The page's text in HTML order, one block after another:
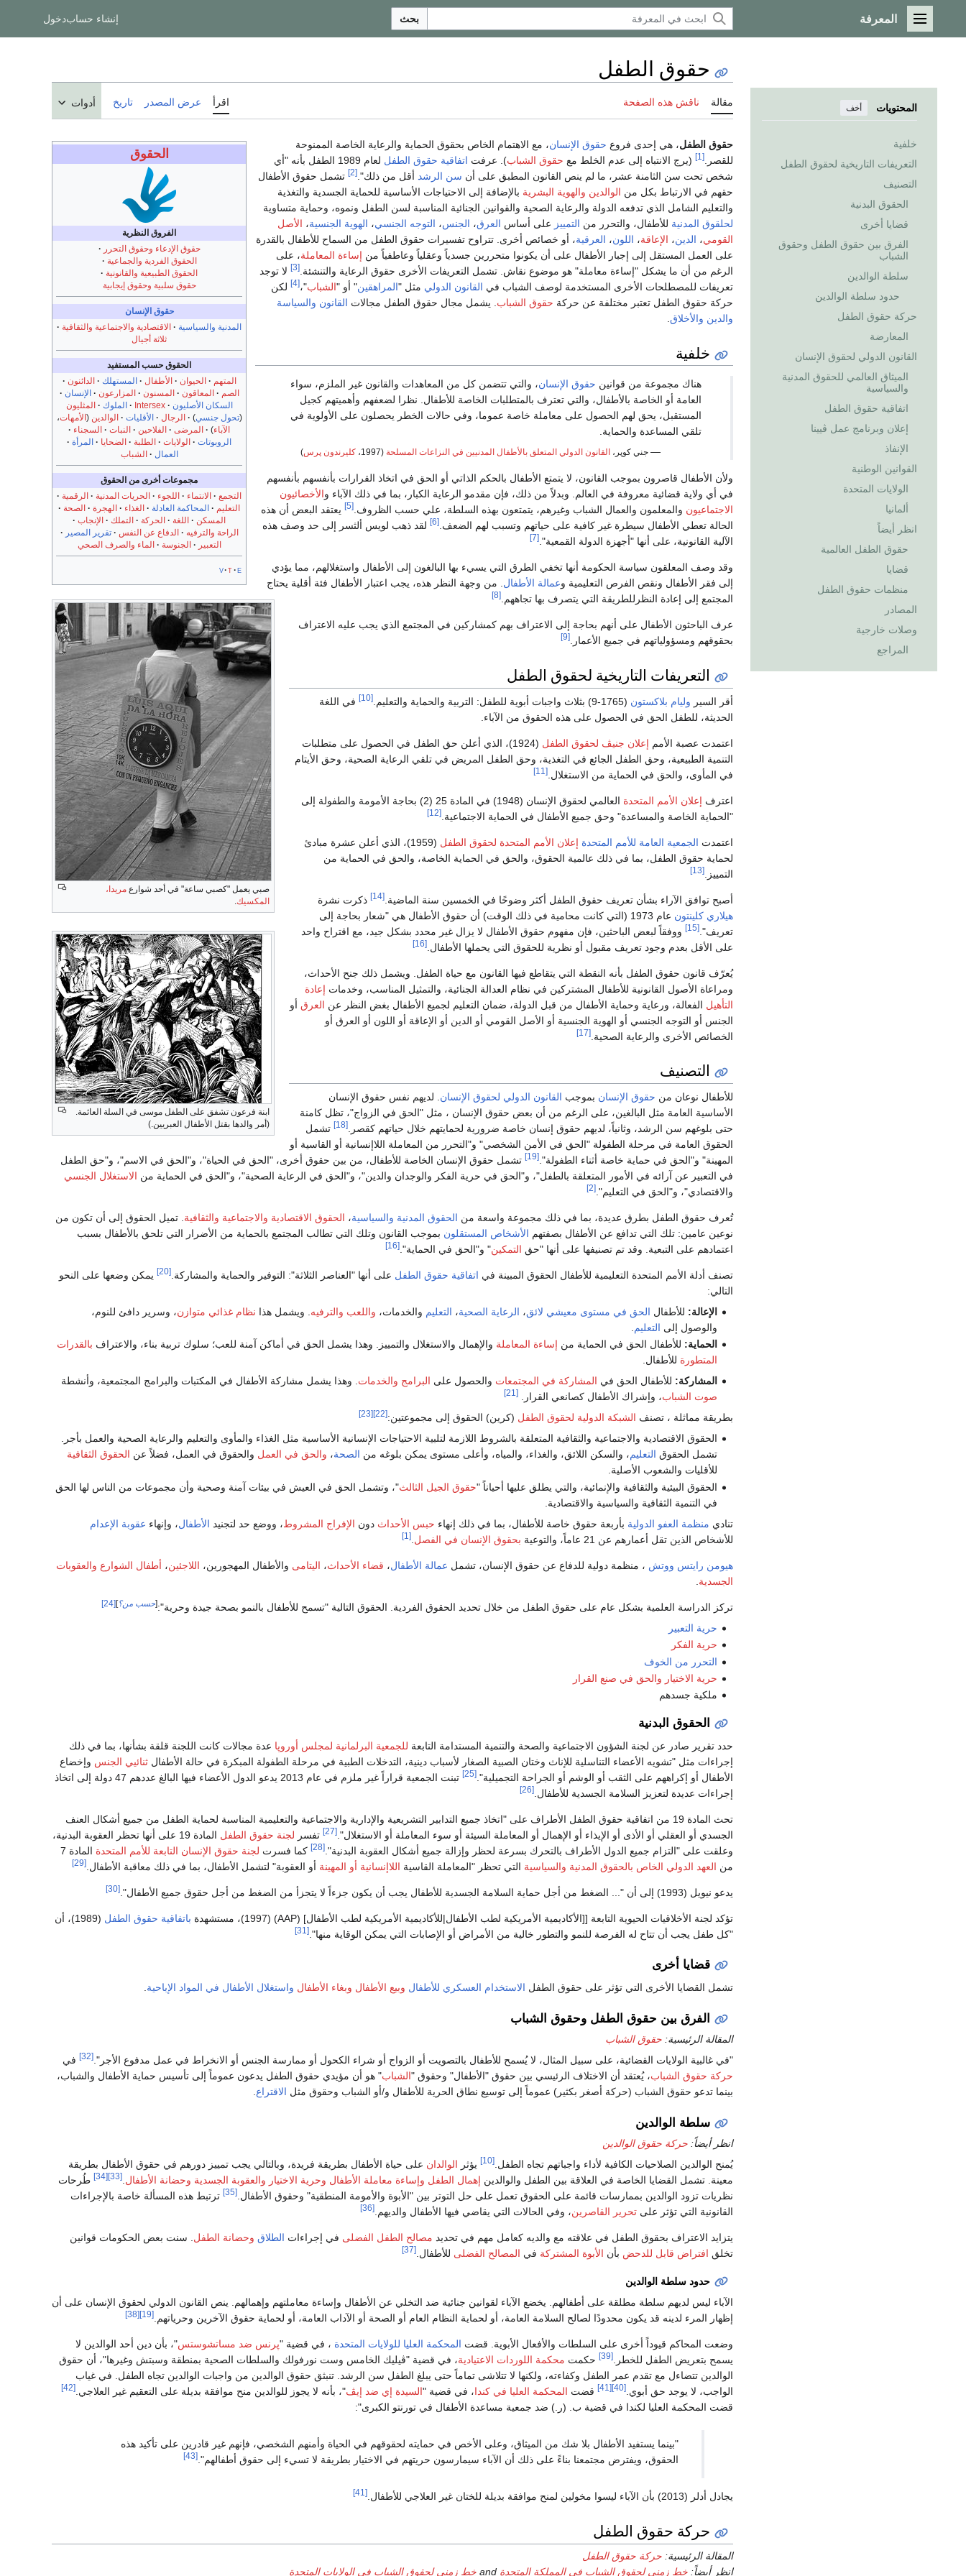
القائمة الرئيسية
المعرفة بحث إنشاء حسابدخول
المحتويات أخف
خلفية
التعريفات التاريخية لحقوق الطفل
التصنيف
الحقوق البدنية
قضايا أخرى
الفرق بين حقوق الطفل وحقوق
الشباب
سلطة الوالدين
حدود سلطة الوالدين
حركة حقوق الطفل
المعارضة
القانون الدولي لحقوق الإنسان
الميثاق العالمي للحقوق المدنية
والسياسية
اتفاقية حقوق الطفل
إعلان وبرنامج عمل ڤيينا
الإنفاذ
القوانين الوطنية
الولايات المتحدة
ألمانيا
انظر أيضاً
حقوق الطفل العالمية
قضايا
منظمات حقوق الطفل
المصادر
وصلات خارجية
المراجع
حقوق الطفل
مقالة ناقش هذه الصفحة اقرأ عرض المصدر تاريخ أدوات
الحقوق
الفروق النظرية
حقوق الإدعاء وحقوق التحرر
الحقوق الفردية والجماعية
الحقوق الطبيعية والقانونية
حقوق سلبية وحقوق إيجابية
حقوق الإنسان
المدنية والسياسية
الاقتصادية والاجتماعية والثقافية
ثلاثة أجيال
الحقوق حسب المستفيد
المتهم
الحيوان الأطفال المستهلك
الدائنون
الصم
المعاقون المسنون المزارعون
الإنسان
السكان الأصليون
Intersex الملوك
المثليون
(تحول جنسي) الرجال الأقليات الوالدين ( الأمهات،
الآباء) المرضى الفلاحين النبات
السجناء
الروبوتات
الولايات الطلبة الضحايا
المرأة
العمال
الشباب
مجموعات أخرى من الحقوق
التجمع
الانتماء اللجوء الحريات المدنية
الرقمية
التعليم
المحاكمة العادلة الغذاء الهجرة
الصحة
المسكن
اللغة الحركة التملك
الإنجاب
الراحة والترفيه
الدفاع عن النفس
تقرير المصير
التعبير
الجنوسة الماء والصرف الصحي
v t e
حقوق الطفل، هي إحدى فروع حقوق الإنسان، مع الاهتمام الخاص بحقوق الحماية والرعاية الخاصة الممنوحة
للقصر.
[1] (يرج الانتباه إلى عدم الخلط مع حقوق الشباب). عرفت اتفاقية حقوق الطفل
لعام 1989 الطفل بأنه "أي
شخص تحت سن الثامنة عشر، ما لم ينص القانون المطبق على أن سن الرشد أقل من ذلك". [2]
تشمل حقوق الأطفال
حقهم في الارتباط بكل من الوالدين والهوية البشرية بالإضافة إلى الاحتياجات الأساسية للحماية الجسدية والتغذية
والتعليم الشامل الذي تدفعه الدولة والرعاية الصحية والقوانين الجنائية المناسبة لسن الطفل ونموه، وحماية متساوية
لحلقوق المدنية للأطفال، والتحرر من التمييز على أساس العرق، الجنس، التوجه الجنسي، الهوية الجنسية، الأصل
القومي، الدين، الإعاقة، اللون، العرقية، أو خصائص أخرى. تتراوح تفسيرات حقوق الطفل من السماح للأطفال بالقدرة
على العمل المستقل إلى إجبار الأطفال على أن يكونوا متحررين جسدياً وعقلياً وعاطفياً من إساءة المعاملة، على
الرغم من أن ما يشكل "إساءة معاملة" هو موضوع نقاش. تشمل التعريفات الأخرى حقوق الرعاية والتنشئة. [3]
لا توجد
تعريفات للمصطلحات الأخرى المستخدمة لوصف الشباب في القانون الدولي مثل "المراهقين" أو "الشباب"،[4]
لكن
حركة حقوق الطفل تعتبر مختلفة عن حركة حقوق الشباب . يشمل مجال حقوق الطفل مجالات القانون والسياسة
والدين والأخلاق
خلفية
صبي يعمل "كصبي ساعة" في أحد شوارع مريدا،
المكسيك
هناك مجموعة من قوانين حقوق الإنسان، والتي تتضمن كل من المعاهدات والقانون غير الملزم، سواء
العامة أو الخاصة بالأطفال، والتي تعترف بالمتطلبات الخاصة للأطفال. نظرا لضعفهم وأهميتهم كجيل
المستقبل، يحق لهم الحصول على معاملة خاصة عموما، وفي حالات الخطر يحصلون على الأولوية في
تلقي المساعدة والحماية.
—جني كوپر، القانون الدولي المتعلق بالأطفال المدنيين في النزاعات المسلحة (1997، كليرندون پرس)
ولأن الأطفال قاصرون بموجب القانون، لا يتمتع الأطفال بالحكم الذاتي أو الحق في اتخاذ القرارات بأنفسهم بأنفسهم
في أي ولاية قضائية معروفة في العالم. وبدلاً من ذلك، فإن مقدمو الرعاية الكبار، بما في ذلك الآباء والأخصائيون
الاجتماعيون والمعلمون والعمال الشباب وغيرهم، يتمتعون بهذه السلطة، علي حسب الظروف.[5]
يعتقد البعض أن هذه
الحالة تعطي الأطفال سيطرة غير كافية على حياتهم وتسبب لهم الضعف.[6]
لقد ذهب لويس ألثسر إلى حد وصف هذه
الآلية القانونية، على أنها "أجهزة الدولة القمعية".[7]
وقد وصف المعلقون سياسة الحكومة أنها تخفي الطرق التي يسيء بها البالغون إلى الأطفال واستغلالهم، مما يؤدي
إلى فقر الأطفال ونقص الفرص التعليمية وعمالة الأطفال. من وجهة النظر هذه، يجب اعتبار الأطفال فئة أقلية يحتاج
المجتمع إلى إعادة النظرللطريقة التي يتصرف بها تجاههم.[8]
عرف الباحثون الأطفال على أنهم بحاجة إلى الاعتراف بهم كمشاركين في المجتمع الذي يجب عليه الاعتراف
بحقوقهم ومسؤولياتهم في جميع الأعمار.[9]
التعريفات التاريخية لحقوق الطفل
ابنة فرعون تشفق على الطفل موسى في السلة العائمة.
(أمر والدها بقتل الأطفال العبريين.)
أقر السير وليام بلاكستون (1765-9) بثلاث واجبات أبوية للطفل: التربية والحماية والتعليم. [10]
في اللغة
الحديثة، للطفل الحق في الحصول على هذه الحقوق من الآباء.
اعتمدت عصبة الأمم إعلان جنيڤ لحقوق الطفل
(1924)، الذي أعلن حق الطفل في الحصول على متطلبات
التنمية الطبيعية، وحق الطفل الجائع في التغذية، وحق الطفل المريض في تلقي الرعاية الصحية، وحق الأيتام
في المأوى، والحق في الحماية من الاستغلال. [11]
اعترف إعلان الأمم المتحدة
العالمي لحقوق الإنسان (1948) في المادة 25 (2) بحاجة الأمومة والطفولة إلى
"الحماية الخاصة والمساعدة" وحق جميع الأطفال في الحماية الاجتماعية. [12]
اعتمدت الجمعية العامة للأمم المتحدة إعلان الأمم المتحدة لحقوق الطفل
(1959)، الذي أعلن عشرة مبادئ
لحماية حقوق الطفل، بما في ذلك عالمية الحقوق، والحق في الحماية الخاصة، والحق في الحماية من
التمييز.
[13]
أصبح توافق الآراء بشأن تعريف حقوق الطفل أكثر وضوحًا في الخمسين سنة الماضية. [14]
ذكرت نشرة
هيلاري كلينتون
عام 1973 (التي كانت محامية في ذلك الوقت) أن حقوق الأطفال هي "شعار بحاجة إلى
تعريف". [15]
ووفقاً لبعض الباحثين، فإن مفهوم حقوق الأطفال لا يزال غير محدد بشكل جيد، مع اقتراح واحد
على الأقل بعدم وجود تعريف مقبول أو نظرية للحقوق التي يحملها الأطفال. [16]
يُعرّف قانون حقوق الطفل بأنه النقطة التي يتقاطع فيها القانون مع حياة الطفل. ويشمل ذلك جنح الأحداث،
ومراعاة الأصول القانونية للأطفال المشتركين في نظام العدالة الجنائية، والتمثيل المناسب، وخدمات إعادة
التأهيل الفعالة، ورعاية وحماية الأطفال من قبل الدولة، ضمان التعليم لجميع الأطفال بغض النظر عن العرق أو
الجنس أو التوجه الجنسي أو الهوية الجنسية أو الأصل القومي أو الدين أو الإعاقة أو اللون أو العرق أو
الخصائص الأخرى والرعاية الصحية. [17]
التصنيف
للأطفال نوعان من حقوق الإنسان بموجب القانون الدولي لحقوق الإنسان . لديهم نفس حقوق الإنسان
الأساسية العامة مثل البالغين، على الرغم من أن بعض حقوق الإنسان ، مثل "الحق في الزواج"، تظل كامنة
حتى بلوغهم سن الرشد، وثانياً، لديهم حقوق إنسان خاصة ضرورية لحمايتهم خلال حياتهم كقصر.
[18]
تشمل
الحقوق العامة في مرحلة الطفولة "الحق في الأمن الشخصي" و"التحرر من المعاملة اللاإنسانية أو القاسية أو
المهينة" و"الحق في حماية خاصة أثناء الطفولة". [19]
تشمل حقوق الإنسان الخاصة للأطفال، من بين حقوق أخرى، "الحق في الحياة"، و"الحق في الاسم"، و"حق الطفل
في التعبير عن آرائه في الأمور المتعلقة بالطفل"، و"الحق في حرية الفكر والوجدان والدين"، و"الحق في الرعاية الصحية"، و"الحق في الحماية من الاستغلال الجنسي
والاقتصادي"، و"الحق في التعليم". [2]
تُعرف حقوق الطفل بطرق عديدة، بما في ذلك مجموعة واسعة من الحقوق المدنية والسياسية، الحقوق الاقتصادية والاجتماعية والثقافية . تميل الحقوق إلى أن تكون من
نوعين عامين: تلك التي تدافع عن الأطفال بصفتهم الأشخاص المستقلون بموجب القانون وتلك التي تطالب المجتمع بالحماية من الأضرار التي تلحق بالأطفال بسبب
اعتمادهم على التبعية. وقد تم تصنيفها على أنها "حق التمكين" و"الحق في الحماية". [16]
تصنف أدلة الأمم المتحدة التعليمية للأطفال الحقوق المبينة في اتفاقية حقوق الطفل على أنها "العناصر الثلاثة": التوفير والحماية والمشاركة. [20]
يمكن وضعها على النحو
التالي:
الإعالة: للأطفال الحق في مستوى معيشي لائق، الرعاية الصحية، التعليم والخدمات، واللعب والترفيه . ويشمل هذا نظام غذائي متوازن، وسرير دافئ للنوم،
والوصول إلى التعليم
الحماية: للأطفال الحق في الحماية من إساءة المعاملة والإهمال والاستغلال والتمييز. وهذا يشمل الحق في أماكن آمنة للعب؛ سلوك تربية بناء، والاعتراف بالقدرات
المتطورة للأطفال.
المشاركة: للأطفال الحق في المشاركة في المجتمعات والحصول على البرامج والخدمات. وهذا يشمل مشاركة الأطفال في المكتبات والبرامج المجتمعية، وأنشطة
صوت الشباب، وإشراك الأطفال كصانعي القرار.[21]
بطريقة مماثلة ، تصنف الشبكة الدولية لحقوق الطفل (كرين) الحقوق إلى مجموعتين:[22]
[23]
الحقوق الاقتصادية والاجتماعية والثقافية المتعلقة بالشروط اللازمة لتلبية الاحتياجات الإنسانية الأساسية مثل الغذاء والمأوى والتعليم والرعاية الصحية والعمل بأجر.
تشمل الحقوق التعليم، والسكن اللائق، والغذاء، والمياه، وأعلى مستوى يمكن بلوغه من الصحة، والحق في العمل والحقوق في العمل، فضلاً عن الحقوق الثقافية
للأقليات والشعوب الأصلية.
الحقوق البيئية والثقافية والإنمائية، والتي يطلق عليها أحياناً "حقوق الجيل الثالث"، وتشمل الحق في العيش في بيئات آمنة وصحية وأن مجموعات من الناس لها الحق
في التنمية الثقافية والسياسية والاقتصادية.
تنادي منظمة العفو الدولية بأربعة حقوق خاصة للأطفال، بما في ذلك إنهاء حبس الأحداث دون الإفراج المشروط، ووضع حد لتجنيد الأطفال، وإنهاء عقوبة الإعدام
للأشخاص الذين تقل أعمارهم عن 21 عاماً، والتوعية
بحقوق الإنسان في الفصل [1]
هيومن رايتس ووتش ، منظمة دولية للدفاع عن حقوق الإنسان، تشمل عمالة الأطفال، قضاء الأحداث، اليتامى والأطفال المهجورين، اللاجئين، أطفال الشوارع والعقوبات
الجسدية
تركز الدراسة العلمية بشكل عام على حقوق الطفل من خلال تحديد الحقوق الفردية. الحقوق التالية "تسمح للأطفال بالنمو بصحة جيدة وحرية":[حسب من؟]
[24]
حرية التعبير
حرية الفكر
التحرر من الخوف
حرية الاختيار والحق في صنع القرار
ملكية جسدهم
الحقوق البدنية
حدد تقرير صادر عن لجنة الشؤون الاجتماعية والصحة والتنمية المستدامة التابعة للجمعية البرلمانية لمجلس أوروپا عدة مجالات كانت اللجنة قلقة بشأنها، بما في ذلك
إجراءات مثل "تشويه الأعضاء التناسلية للإناث وختان الصبية الصغار لأسباب دينية، التدخلات الطبية في مرحلة الطفولة المبكرة في حالة الأطفال ثنائيي الجنس وإخضاع
الأطفال أو إكراههم على الثقب أو الوشم أو الجراحة التجميلية". [25]
تبنت الجمعية قراراً غير ملزم في عام 2013 يدعو الدول الأعضاء فيها البالغ عددهم 47 دولة إلى اتخاذ
إجراءات عديدة لتعزيز السلامة الجسدية للأطفال. [26]
تحث المادة 19 من اتفاقية حقوق الطفل الأطراف على "اتخاذ جميع التدابير التشريعية والإدارية والاجتماعية والتعليمية المناسبة لحماية الطفل من جميع أشكال العنف
الجسدي أو العقلي أو الأذى أو الإيذاء أو الإهمال أو المعاملة السيئة أو سوء المعاملة أو الاستغلال". [27] تفسر لجنة حقوق الطفل
المادة 19 على أنها تحظر العقوبة البدنية،
وعلقت على "التزام جميع الدول الأطراف بالتحرك بسرعة لحظر وإزالة جميع أشكال العقوبة البدنية". [28] كما فسرت لجنة حقوق الإنسان التابعة للأمم المتحدة
المادة 7
من العهد الدولي الخاص بالحقوق المدنية والسياسية التي تحظر "المعاملة القاسية اللاإنسانية أو المهينة أو العقوبة" لتشمل الأطفال، بما في ذلك معاقبة الأطفال. [29]
يدعو نيويل (1993) إلى أن "... الضغط من أجل حماية السلامة الجسدية للأطفال يجب أن يكون جزءاً لا يتجزأ من الضغط من أجل حقوق جميع الأطفال". [30]
تؤكد لجنة الأخلاقيات الحيوية التابعة [[الأكاديمية الأمريكية لطب الأطفال|للأكاديمية الأمريكية لطب الأطفال] (AAP) (1997)، مستشهدة باتفاقية حقوق الطفل
(1989)، أن
"كل طفل يجب أن تتاح له الفرصة للنمو والتطور خالية من الأمراض أو الإصابات التي يمكن الوقاية منها". [31]
قضايا أخرى
تشمل القضايا الأخرى التي تؤثر على حقوق الطفل الاستخدام العسكري للأطفال وبيع الأطفال وبغاء الأطفال واستغلال الأطفال في المواد الإباحية.
الفرق بين حقوق الطفل وحقوق الشباب
المقالة الرئيسية: حقوق الشباب
"في غالبية الولايات القضائية، على سبيل المثال، لا يُسمح للأطفال بالتصويت أو الزواج أو شراء الكحول أو ممارسة الجنس أو الانخراط في عمل مدفوع الأجر". [32]
في
حركة حقوق الشباب، يُعتقد أن الاختلاف الرئيسي بين حقوق "الأطفال" وحقوق "الشباب" هو أن مؤيدي حقوق الطفل يدعون عموماً إلى تأسيس حماية الأطفال والشباب،
بينما تدعو حقوق الشباب (حركة أصغر بكثير) عموماً إلى توسيع نطاق الحرية للأطفال و/أو الشباب وحقوق مثل الاقتراع
سلطة الوالدين
انظر أيضاً: حركة حقوق الوالدين
يُمنح الوالدين الصلاحيات الكافية لأداء واجباتهم تجاه الطفل. [10] يؤثر الوالدان على حياة الأطفال بطريقة فريدة، وبالتالي يجب تمييز دورهم في حقوق الأطفال بطريقة
معينة. تشمل القضايا الخاصة في العلاقة بين الطفل والوالدين إهمال الطفل وإساءة معاملة الأطفال وحرية الاختيار والعقوبة الجسدية وحضانة الأطفال [33]
[34]
طُرحات
نظريات تزود الوالدين بممارسات قائمة على الحقوق تعمل على حل التوتر بين "الأبوة والأمومة المنطقية" وحقوق الأطفال. [35]
ترتبط هذه المسألة خاصة بالإجراءات
القانونية التي تؤثر على تحرير القاصرين، وفي الحالات التي يقاضي فيها الأطفال والديهم. [36]
يتزايد الاعتراف بحقوق الطفل في علاقته مع والديه كعامل مهم في تحديد مصالح الطفل الفضلى في إجراءات الطلاق وحضانة الطفل . سنت بعض الحكومات قوانين
تخلق افتراض قابل للدحض بأن الأبوة المشتركة في المصالح الفضلى للأطفال. [37]
حدود سلطة الوالدين
الآباء ليس لديهم سلطة مطلقة على أطفالهم. يخضع الآباء لقوانين جنائية ضد التخلي عن الأطفال وإساءة معاملتهم وإهمالهم. ينص القانون الدولي لحقوق الإنسان على أن
إظهار المرء لدينه قد يكون محدودًا لصالح السلامة العامة، أو لحماية النظام العام أو الصحة أو الآداب العامة، أو لحماية حقوق الآخرين وحرياتهم.[19]
[38]
وضعت المحاكم قيوداً أخرى على السلطات والأفعال الأبوية. قضت المحكمة العليا للولايات المتحدة ، في قضية "پرنس ضد مساتشوستس"، بأن دين أحد الوالدين لا
يسمح بتعريض الطفل للخطر.[39] حكمت محكمة اللوردات الاعتيادية، في قضية "ڤيليك الخامس وست نورفولك والسلطات الصحية بمنطقة وسبتش وغيرها"، أن حقوق
الوالدين تتضاءل مع تقدم عمر الطفل وكفاءته، ولكنها لا تتلاشى تماماً حتى يبلغ الطفل سن الرشد. تنبثق حقوق الوالدين من واجبات الوالدين تجاه الطفل. في غياب
الواجب، لا يوجد حق أبوي.[40]
[41] قضت المحكمة العليا في كندا، في قضية "السيدة إي ضد إيڤ"، بأنه لا يجوز للوالدين منح موافقة بديلة على التعقيم غير العلاجي.[42]
قضت المحكمة العليا لكندا في قضية ب. (ر.) ضد جمعية مساعدة الأطفال في تورنتو الكبرى":
"بينما يستفيد الأطفال بلا شك من الميثاق، وعلى الأخص في حمايته لحقوقهم في الحياة وأمنهم الشخصي، فإنهم غير قادرين على تأكيد هذه
الحقوق، ويفترض مجتمعنا بناءً على ذلك أن الآباء سيمارسون حريتهم في الاختيار بطريقة لا تسيء إلى حقوق أطفالهم".[43]
يجادل أدلر (2013) بأن الآباء ليسوا مخولين لمنح موافقة بديلة للختان غير العلاجي للأطفال. [41]
حركة حقوق الطفل
المقالة الرئيسية: حركة حقوق الطفل
انظر أيضاً: خط زمني لحقوق الشباب في المملكة المتحدة خط زمني لحقوق الشباب في الولايات المتحدة